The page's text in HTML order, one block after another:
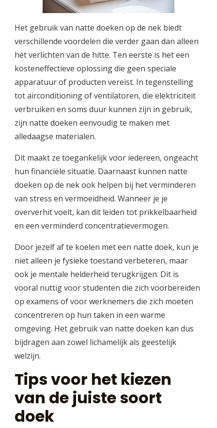
Het gebruik van natte doeken op de nek biedt
verschillende voordelen die verder gaan dan alleen
het verlichten van de hitte. Ten eerste is het een
kosteneffectieve oplossing die geen speciale
apparatuur of producten vereist. In tegenstelling
tot airconditioning of ventilatoren, die elektriciteit
verbruiken en soms duur kunnen zijn in gebruik,
zijn natte doeken eenvoudig te maken met
alledaagse materialen.
Dit maakt ze toegankelijk voor iedereen, ongeacht
hun financiële situatie. Daarnaast kunnen natte
doeken op de nek ook helpen bij het verminderen
van stress en vermoeidheid. Wanneer je je
oververhit voelt, kan dit leiden tot prikkelbaarheid
en een verminderd concentratievermogen.
Door jezelf af te koelen met een natte doek, kun je
niet alleen je fysieke toestand verbeteren, maar
ook je mentale helderheid terugkrijgen. Dit is
vooral nuttig voor studenten die zich voorbereiden
op examens of voor werknemers die zich moeten
concentreren op hun taken in een warme
omgeving. Het gebruik van natte doeken kan dus
bijdragen aan zowel lichamelijk als geestelijk
welzijn.
Tips voor het kiezen
van de juiste soort
doek